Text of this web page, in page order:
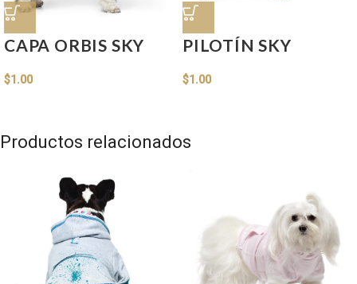
CAPA ORBIS SKY
$1.00
PILOTÍN SKY
$1.00
Productos relacionados